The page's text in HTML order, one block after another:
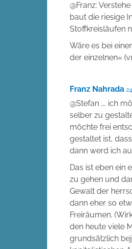
@Franz:
baut die riesige
Stoffkreisläufen
Wäre es bei
der einzelnen«
Franz Nahrada
@Stefan …. ich
selber zu
möchte frei
gestaltet ist,
dann werd ich
Das ist eben ein
zu gehen und
Gewalt der
dann eher so
Freiräumen.
den heute viele
grundsätzlich